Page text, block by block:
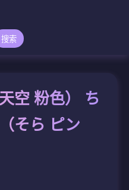
搜索
空 粉色） ち
そら ピン